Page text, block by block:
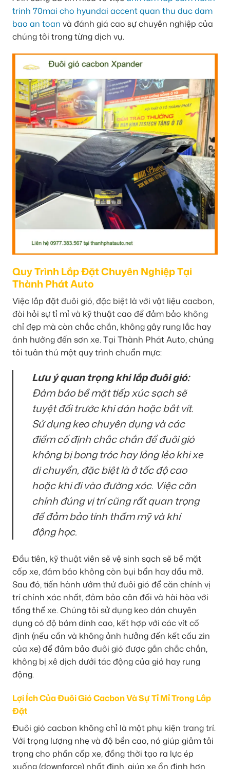
trinh 70mai cho hyundai accent quan thu duc dam
bao an toan và đánh giá cao sự chuyên nghiệp của
chúng tôi trong từng dịch vụ.
Quy Trình Lắp Đặt Chuyên Nghiệp Tại
Thành Phát Auto
Việc lắp đặt đuôi gió, đặc biệt là với vật liệu cacbon,
đòi hỏi sự tỉ mỉ và kỹ thuật cao để đảm bảo không
chỉ đẹp mà còn chắc chắn, không gây rung lắc hay
ảnh hưởng đến sơn xe. Tại Thành Phát Auto, chúng
tôi tuân thủ một quy trình chuẩn mực:
Lưu ý quan trọng khi lắp đuôi gió:
Đảm bảo bề mặt tiếp xúc sạch sẽ
tuyệt đối trước khi dán hoặc bắt vít.
Sử dụng keo chuyên dụng và các
điểm cố định chắc chắn để đuôi gió
không bị bong tróc hay lỏng lẻo khi xe
di chuyển, đặc biệt là ở tốc độ cao
hoặc khi đi vào đường xóc. Việc căn
chỉnh đúng vị trí cũng rất quan trọng
để đảm bảo tính thẩm mỹ và khí
động học.
Đầu tiên, kỹ thuật viên sẽ vệ sinh sạch sẽ bề mặt
cốp xe, đảm bảo không còn bụi bẩn hay dầu mỡ.
Sau đó, tiến hành ướm thử đuôi gió để căn chỉnh vị
trí chính xác nhất, đảm bảo cân đối và hài hòa với
tổng thể xe. Chúng tôi sử dụng keo dán chuyên
dụng có độ bám dính cao, kết hợp với các vít cố
định (nếu cần và không ảnh hưởng đến kết cấu zin
của xe) để đảm bảo đuôi gió được gắn chắc chắn,
không bị xê dịch dưới tác động của gió hay rung
động.
Lợi Ích Của Đuôi Gió Cacbon Và Sự Tỉ Mỉ Trong Lắp
Đặt
Đuôi gió cacbon không chỉ là một phụ kiện trang trí.
Với trọng lượng nhẹ và độ bền cao, nó giúp giảm tải
trọng cho phần cốp xe, đồng thời tạo ra lực ép
xuống (downforce) nhất định, giúp xe ổn định hơn